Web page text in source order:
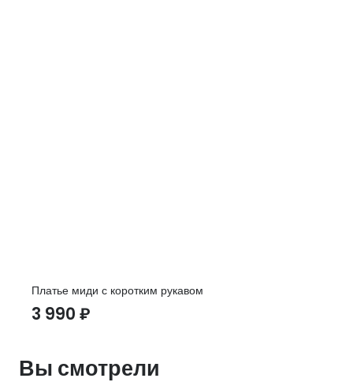
Платье миди с коротким рукавом
3 990 ₽
Вы смотрели